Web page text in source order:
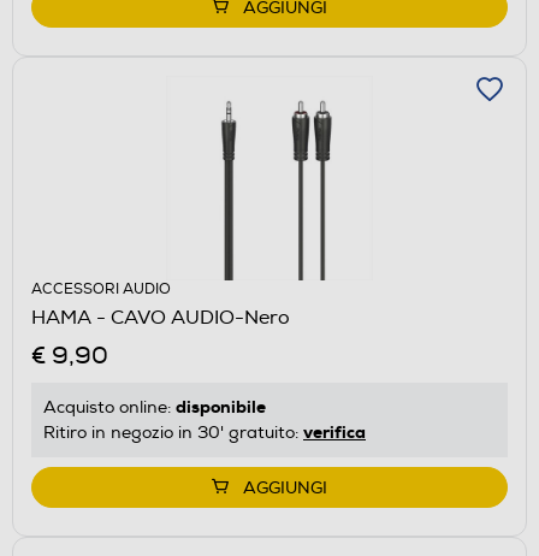
AGGIUNGI
ACCESSORI AUDIO
HAMA - CAVO AUDIO-Nero
€ 9,90
Acquisto online: disponibile
Ritiro in negozio in 30' gratuito: verifica
AGGIUNGI